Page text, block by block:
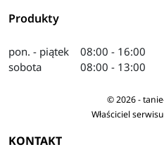
Produkty
pon. - piątek
sobota
08:00 - 16:00
08:00 - 13:00
© 2026 -
Właściciel
KONTAKT